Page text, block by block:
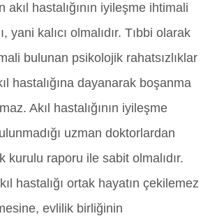
akıl hastalığının iyileşme ihtimali
yani kalıcı olmalıdır. Tıbbi olarak
bulunan psikolojik rahatsızlıklar
hastalığına dayanarak boşanma
Akıl hastalığının iyileşme
uzman doktorlardan
kurulu raporu ile sabit olmalıdır.
hastalığı ortak hayatın çekilemez
evlilik birliğinin